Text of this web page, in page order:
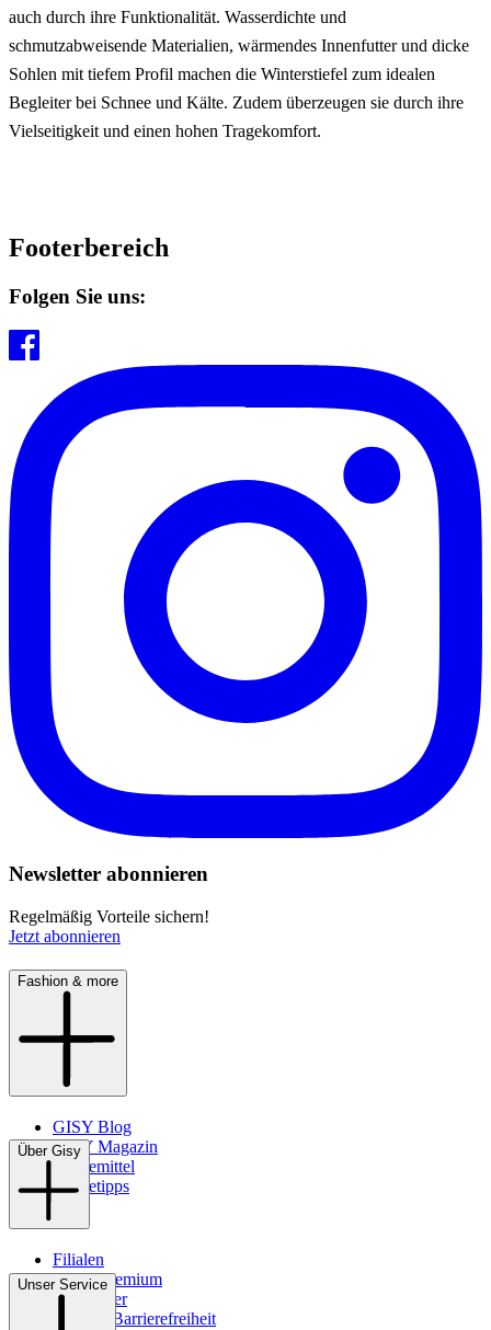
auch durch ihre Funktionalität. Wasserdichte und
schmutzabweisende Materialien, wärmendes Innenfutter und dicke
Sohlen mit tiefem Profil machen die Winterstiefel zum idealen
Begleiter bei Schnee und Kälte. Zudem überzeugen sie durch ihre
Vielseitigkeit und einen hohen Tragekomfort.
Footerbereich
Folgen Sie uns:
Newsletter abonnieren
Regelmäßig Vorteile sichern!
Jetzt abonnieren
Fashion & more
GISY Blog
GISY Magazin
Pflegemittel
Pflegetipps
Über Gisy
Filialen
WMS-Premium
Newsletter
Digitale Barrierefreiheit
Unser Service